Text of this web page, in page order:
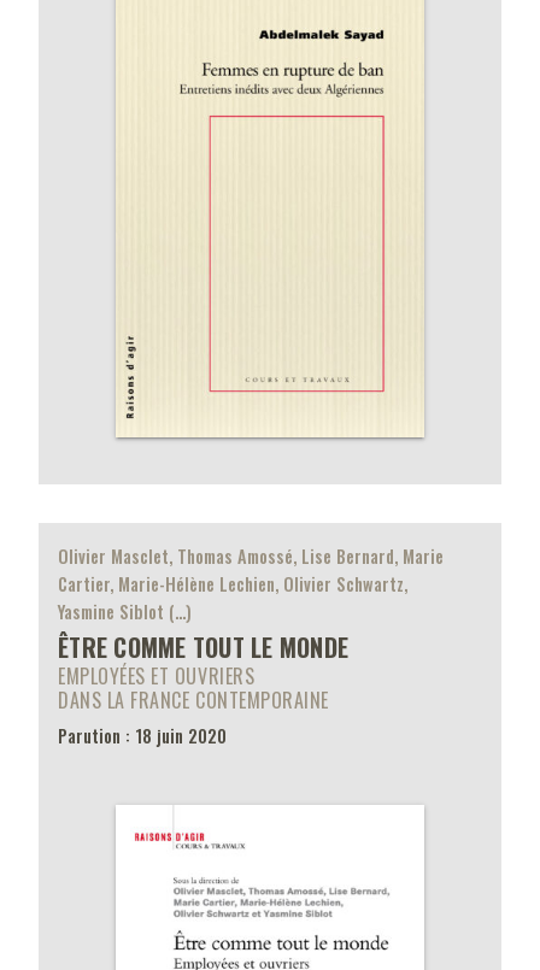
Olivier Masclet, Thomas Amossé, Lise Bernard, Marie
Cartier, Marie-Hélène Lechien, Olivier Schwartz,
Yasmine Siblot (…)
ÊTRE COMME TOUT LE MONDE
EMPLOYÉES ET OUVRIERS
DANS LA FRANCE CONTEMPORAINE
Parution : 18 juin 2020